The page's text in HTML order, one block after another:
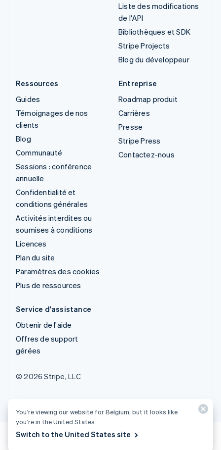
Liste des modifications
de l'API
Bibliothèques et SDK
Stripe Projects
Blog du développeur
Ressources
Guides
Témoignages de nos
clients
Blog
Communauté
Sessions : conférence
annuelle
Confidentialité et
conditions générales
Activités interdites ou
soumises à conditions
Licences
Plan du site
Paramètres des cookies
Plus de ressources
Entreprise
Roadmap produit
Carrières
Presse
Stripe Press
Contactez-nous
Service d'assistance
Obtenir de l'aide
Offres de support
gérées
© 2026 Stripe, LLC
You’re viewing our website for Belgium, but it looks like
you’re in the United States.
Switch to the United States site